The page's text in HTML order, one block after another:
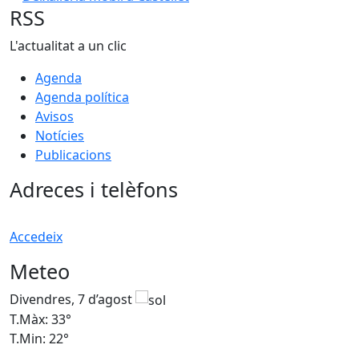
RSS
L'actualitat a un clic
Agenda
Agenda política
Avisos
Notícies
Publicacions
Adreces i telèfons
Accedeix
Meteo
Divendres, 7 d’agost
T.Màx: 33°
T.Min: 22°